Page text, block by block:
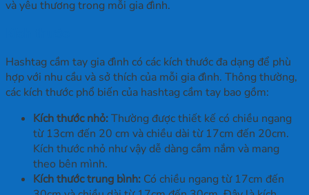
và yêu thương trong mỗi gia đình.
Hashtag cầm tay gia đình có các kích thước đa dạng để phù
hợp với nhu cầu và sở thích của mỗi gia đình. Thông thường,
các kích thước phổ biến của hashtag cầm tay bao gồm:
Kích thước nhỏ:Thường được thiết kế có chiều ngang
từ 13cm đến 20 cm và chiều dài từ 17cm đến 20cm.
Kích thước nhỏ như vậy dễ dàng cầm nắm và mang
theo bên mình.
Kích thước trung bình: Có chiều ngang từ 17cm đến